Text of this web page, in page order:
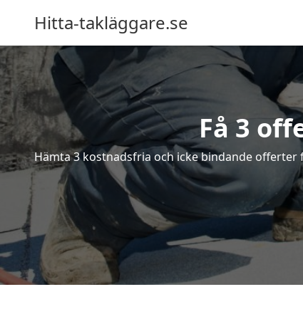
Hitta-takläggare.se
Få 3
Hämta 3 kostnadsfria och icke bindande